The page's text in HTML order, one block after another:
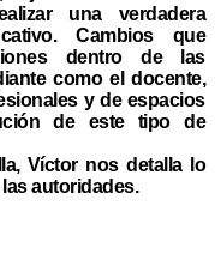
una verdadera
Cambios que
dentro de las
como el docente,
y de espacios
de este tipo de
Víctor nos detalla lo
autoridades.